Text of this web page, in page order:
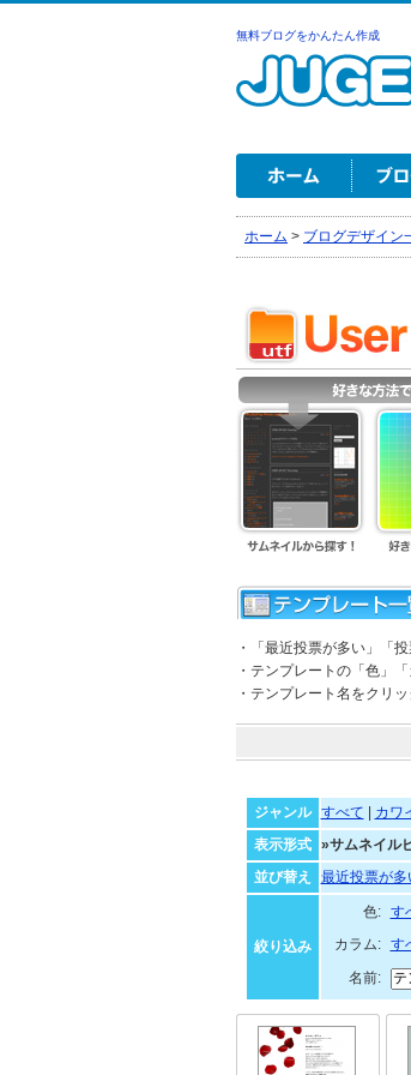
無料ブログをかんたん作成
ホーム > ブログデザイン
・「最近投票が多い」「
・テンプレートの「色」
・テンプレート名をクリ
ジャンル
すべて カワ
表示形式
»サムネイル
並び替え
最近投票が多
絞り込み
色: す
カラム:
す
名前: